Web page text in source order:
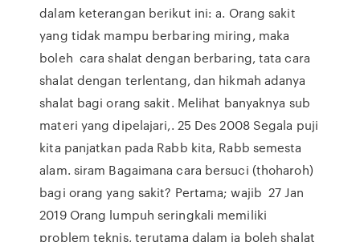
dalam keterangan berikut ini: a. Orang sakit
yang tidak mampu berbaring miring, maka
boleh cara shalat dengan berbaring, tata cara
shalat dengan terlentang, dan hikmah adanya
shalat bagi orang sakit. Melihat banyaknya sub
materi yang dipelajari,. 25 Des 2008 Segala puji
kita panjatkan pada Rabb kita, Rabb semesta
alam. siram Bagaimana cara bersuci (thoharoh)
bagi orang yang sakit? Pertama; wajib 27 Jan
2019 Orang lumpuh seringkali memiliki
problem teknis, terutama dalam ia boleh shalat